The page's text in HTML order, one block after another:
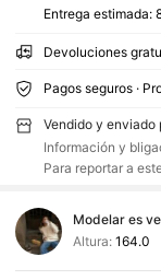
Entrega estimada:
Devoluciones
Pagos seguros ·
Vendido y enviado
Información y
Para reportar a
Modelar es
Altura: 164.0